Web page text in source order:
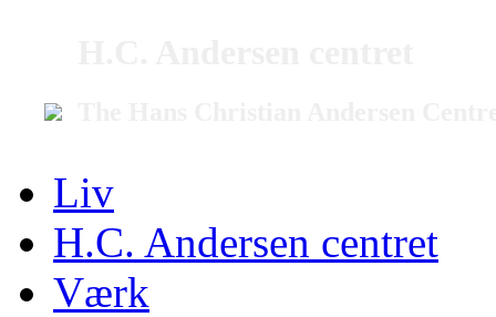
Liv
H.C. Andersen centret
Værk